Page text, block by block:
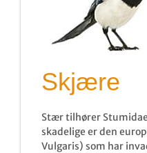
Skjære
Stær tilhører
skadelige er den
Vulgaris) som har